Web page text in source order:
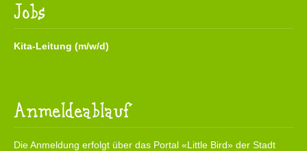
Jobs
Kita-Leitung (m/w/d)
Anmeldeablauf
Die Anmeldung erfolgt über das Portal «Little Bird» der Stadt